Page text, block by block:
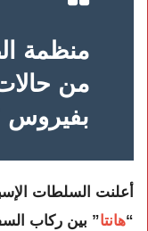
منظمة
من
بفيروس
“هانتا” بين ركاب